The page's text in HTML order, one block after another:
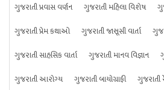
ગુજરાતી પ્રવાસ વર્ણન
ગુજરાતી મહિલા વિશેષ
ગુજરાતી પ્રેમ કથાઓ
ગુજરાતી જાસૂસી વાર્તા
ગુજરાતી સાહસિક વાર્તા
ગુજરાતી માનવ વિજ્ઞાન
ગુજરાતી આરોગ્ય
ગુજરાતી બાયોગ્રાફી ગુજરાતી